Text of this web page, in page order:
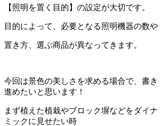
【照明を置く目的】の設定が大切です。
目的によって、必要となる照明機器の数や
置き方、選ぶ商品が異なってきます。
今回は景色の美しさを求める場合で、書き
進めたいと思います！
まず植えた植栽やブロック塀などをダイナ
ミックに見せたい時